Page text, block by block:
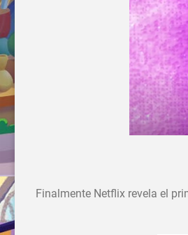
Finalmente Netflix revela el